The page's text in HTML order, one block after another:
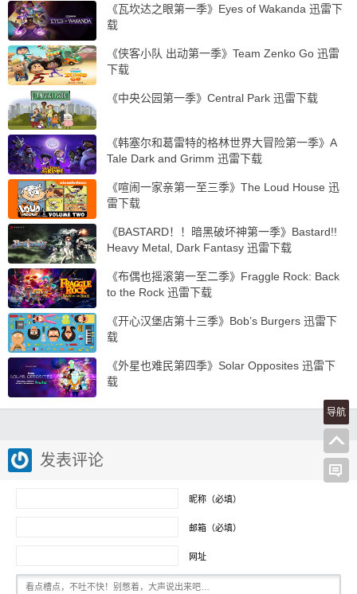
《瓦坎达之眼第一季》Eyes of Wakanda 迅雷下
载
《侠客小队 出动第一季》Team Zenko Go 迅雷
下载
《中央公园第一季》Central Park 迅雷下载
《韩塞尔和葛雷特的格林世界大冒险第一季》A
Tale Dark and Grimm 迅雷下载
《喧闹一家亲第一至三季》The Loud House 迅
雷下载
《BASTARD！！暗黑破坏神第一季》Bastard!!
Heavy Metal, Dark Fantasy 迅雷下载
《布偶也摇滚第一至二季》Fraggle Rock: Back
to the Rock 迅雷下载
《开心汉堡店第十三季》Bob’s Burgers 迅雷下
载
《外星也难民第四季》Solar Opposites 迅雷下
载
发表评论
昵称（必填）
邮箱（必填）
网址
导航